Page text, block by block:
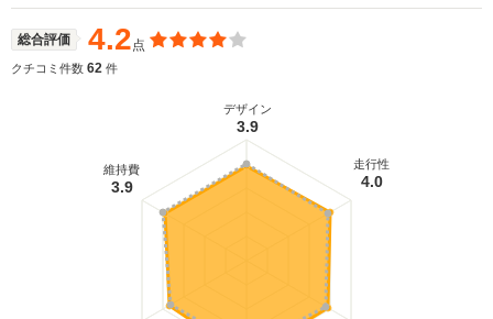
総合評価 4.2点
クチコミ件数 62 件
デザイン
3.9
走行性
4.0
維持費
3.9